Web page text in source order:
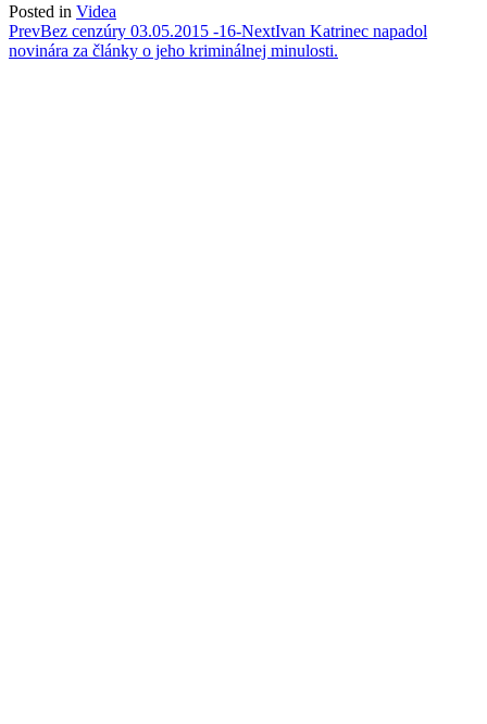
Posted in Videa
Post
navigation
PrevBez cenzúry 03.05.2015 -16-NextIvan Katrinec napadol
novinára za články o jeho kriminálnej minulosti.